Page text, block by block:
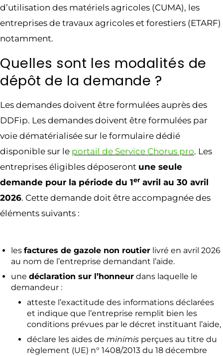
d’utilisation des matériels agricoles (CUMA), les
entreprises de travaux agricoles et forestiers (ETARF)
notamment.
Quelles sont les modalités de
dépôt de la demande ?
Les demandes doivent être formulées auprès des
DDFip. Les demandes doivent être formulées par
voie dématérialisée sur le formulaire dédié
disponible sur le portail de Service Chorus pro. Les
entreprises éligibles déposeront une seule
demande pour la période du 1er avril au 30 avril
2026. Cette demande doit être accompagnée des
éléments suivants :
les factures de gazole non routier livré en avril 2026
au nom de l’entreprise demandant l’aide.
une déclaration sur l’honneur dans laquelle le
demandeur :
atteste l’exactitude des informations déclarées
et indique que l’entreprise remplit bien les
conditions prévues par le décret instituant l’aide,
déclare les aides de minimis perçues au titre du
règlement (UE) n° 1408/2013 du 18 décembre